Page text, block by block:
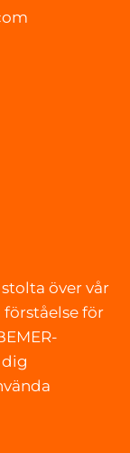
över vår
för